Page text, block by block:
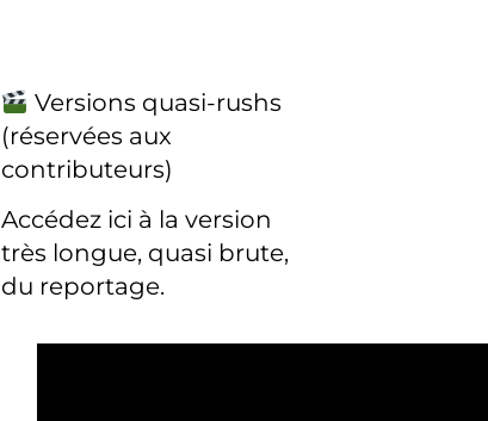
Versions quasi-rushs
(réservées aux
contributeurs)
Accédez ici à la version
très longue, quasi brute,
du reportage.